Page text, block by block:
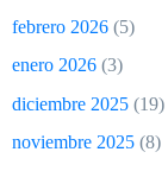
febrero 2026 (5)
enero 2026 (3)
diciembre 2025 (19)
noviembre 2025 (8)